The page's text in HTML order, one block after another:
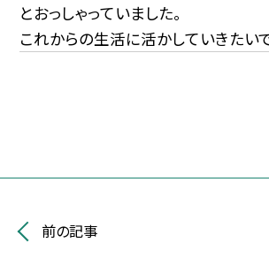
とおっしゃっていました。
これからの生活に活かしていきたい
前の記事